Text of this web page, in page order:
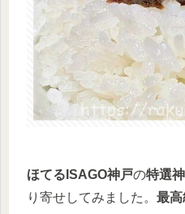
ほてるISAGO神戸の特選
り寄せしてみました。 最